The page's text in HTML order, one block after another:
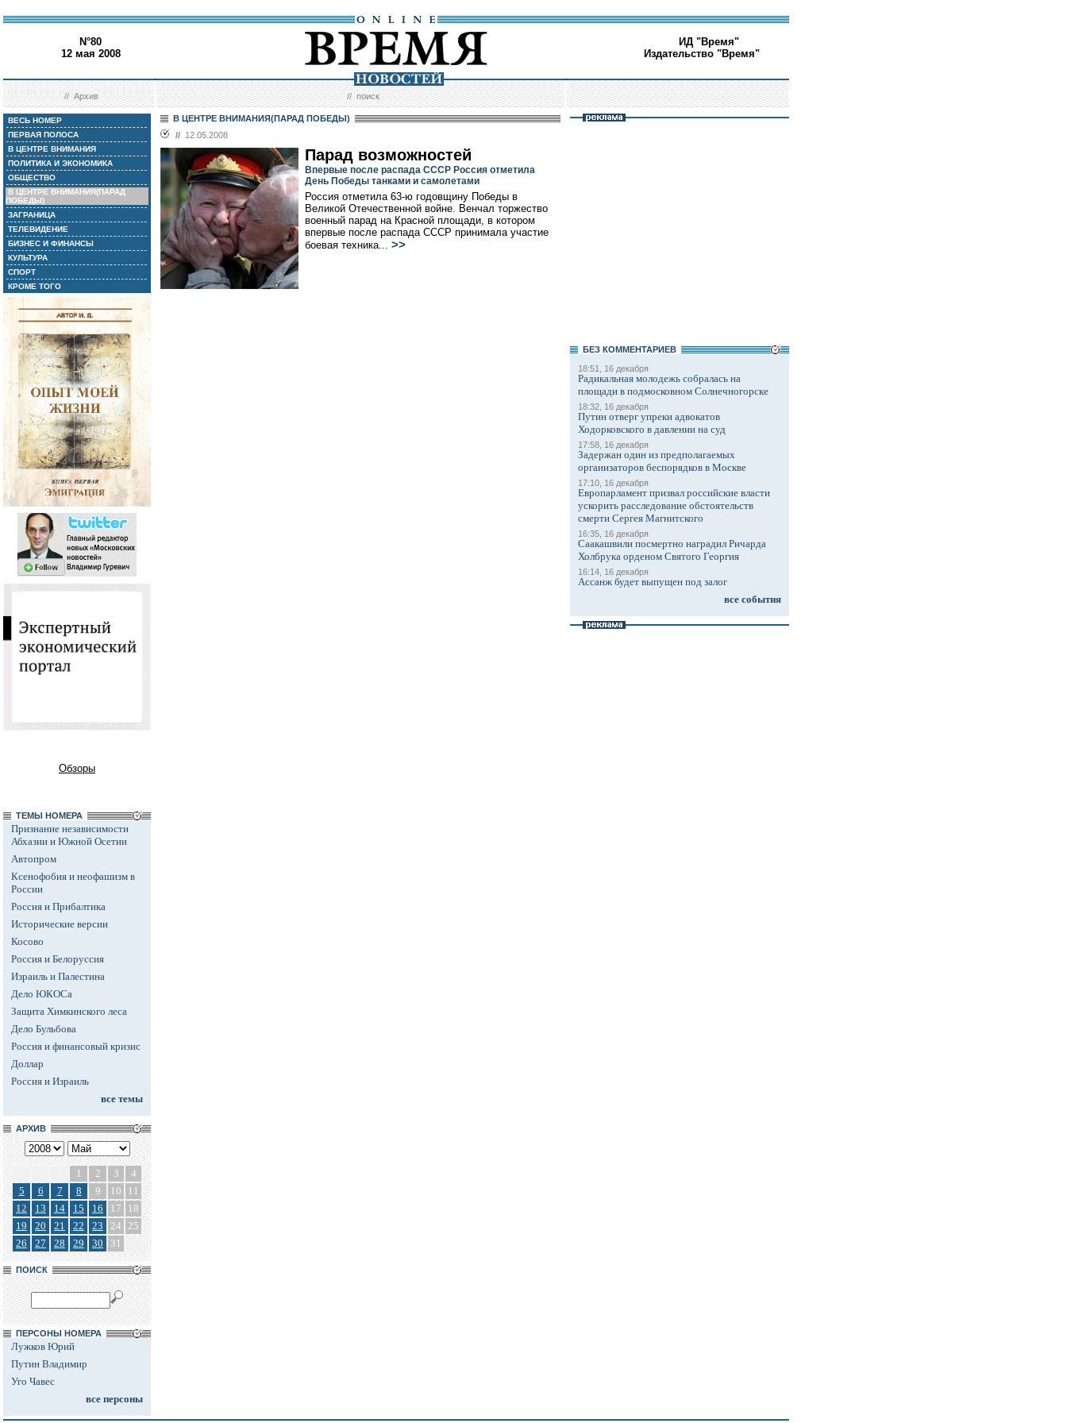
N°80
12 мая 2008
ИД "Время"
Издательство "Время"
//Архив //поиск
ВЕСЬ НОМЕР
ПЕРВАЯ ПОЛОСА
В ЦЕНТРЕ ВНИМАНИЯ
ПОЛИТИКА И ЭКОНОМИКА
ОБЩЕСТВО
В ЦЕНТРЕ ВНИМАНИЯ(ПАРАД
ПОБЕДЫ)
ЗАГРАНИЦА
ТЕЛЕВИДЕНИЕ
БИЗНЕС И ФИНАНСЫ
КУЛЬТУРА
СПОРТ
КРОМЕ ТОГО
Обзоры
ТЕМЫ НОМЕРА
Признание независимости
Абхазии и Южной Осетии
Автопром
Ксенофобия и неофашизм в
России
Россия и Прибалтика
Исторические версии
Косово
Россия и Белоруссия
Израиль и Палестина
Дело ЮКОСа
Защита Химкинского леса
Дело Бульбова
Россия и финансовый кризис
Доллар
Россия и Израиль
все темы
АРХИВ
1 2 3
4
5
6 7 8 9 10
11
12
13 14 15 16 17
18
19
20 21 22 23 24 25
26
27 28 29 30 31
ПОИСК
ПЕРСОНЫ НОМЕРА
Лужков Юрий
Путин Владимир
Уго Чавес
все персоны
В ЦЕНТРЕ ВНИМАНИЯ(ПАРАД ПОБЕДЫ)
// 12.05.2008
Парад возможностей
Впервые после распада СССР Россия отметила
День Победы танками и самолетами
Россия отметила 63-ю годовщину Победы в
Великой Отечественной войне. Венчал торжество
военный парад на Красной площади, в котором
впервые после распада СССР принимала участие
боевая техника... >>
БЕЗ КОМMЕНТАРИЕВ
18:51, 16 декабря
Радикальная молодежь собралась на
площади в подмосковном Солнечногорске
18:32, 16 декабря
Путин отверг упреки адвокатов
Ходорковского в давлении на суд
17:58, 16 декабря
Задержан один из предполагаемых
организаторов беспорядков в Москве
17:10, 16 декабря
Европарламент призвал российские власти
ускорить расследование обстоятельств
смерти Сергея Магнитского
16:35, 16 декабря
Саакашвили посмертно наградил Ричарда
Холбрука орденом Святого Георгия
16:14, 16 декабря
Ассанж будет выпущен под залог
все события